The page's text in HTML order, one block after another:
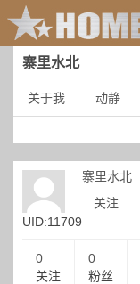
寨里水北
关于我 动静
UID:11709
寨里水北
关注
0
关注
0
粉丝